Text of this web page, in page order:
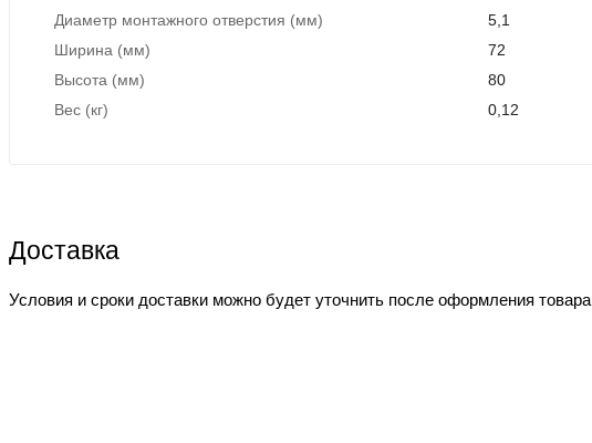
Диаметр монтажного отверстия (мм)
5,1
Ширина (мм)
72
Высота (мм)
80
Вес (кг)
0,12
Доставка
Условия и сроки доставки можно будет уточнить после оформления товара